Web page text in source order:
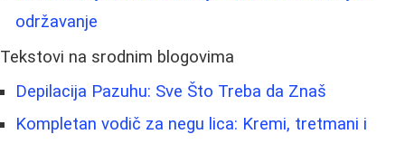
održavanje
Tekstovi na srodnim blogovima
Depilacija Pazuhu: Sve Što Treba da Znaš
Kompletan vodič za negu lica: Kremi, tretmani i